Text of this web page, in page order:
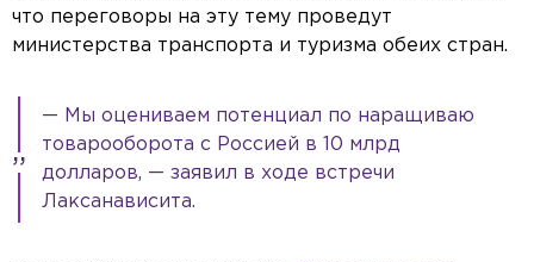
что переговоры на эту тему проведут
министерства транспорта и туризма обеих стран.
— Мы оцениваем потенциал по наращиваю
товарооборота с Россией в 10 млрд
долларов, — заявил в ходе встречи
Лаксанависита.